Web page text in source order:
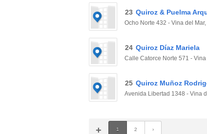
23 Quiroz & Puelma
Ocho Norte 432 - Vina del Mar,
24 Quiroz Díaz Mariela
Calle Catorce Norte 571 - Vina
25 Quiroz Muñoz
Avenida Libertad 1348 - Vina
+ 1 2 ›